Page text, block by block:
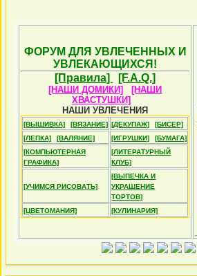
ФОРУМ ДЛЯ УВЛЕЧЕННЫХ И
УВЛЕКАЮЩИХСЯ!
[Правила]
[F.A.Q.]
[НАШИ ДОМИКИ]
[НАШИ
ХВАСТУШКИ]
НАШИ УВЛЕЧЕНИЯ
[ВЫШИВКА] [ВЯЗАНИЕ] [ДЕКУПАЖ]
[БИСЕР]
[ЛЕПКА]
[ВАЛЯНИЕ] [ИГРУШКИ]
[БУМАГА]
[КОМПЬЮТЕРНАЯ
ГРАФИКА]
[ЛИТЕРАТУРНЫЙ
КЛУБ]
[УЧИМСЯ РИСОВАТЬ]
[ВЫПЕЧКА И
УКРАШЕНИЕ
ТОРТОВ]
[ЦВЕТОМАНИЯ]
[КУЛИНАРИЯ]